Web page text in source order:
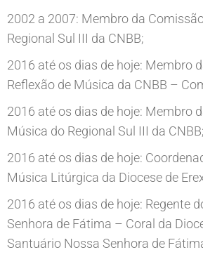
2002 a 2007: Membro da
Regional Sul III da CNBB;
2016 até os dias de hoje: Membro
Reflexão de Música da CNBB –
2016 até os dias de hoje: Membro
Música do Regional Sul III da CNBB;
2016 até os dias de hoje:
Música Litúrgica da Diocese de
2016 até os dias de hoje: Regente
Senhora de Fátima – Coral da
Santuário Nossa Senhora de